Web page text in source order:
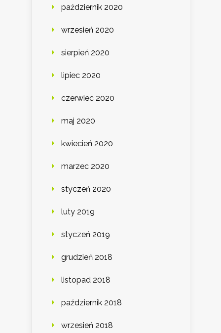
październik 2020
wrzesień 2020
sierpień 2020
lipiec 2020
czerwiec 2020
maj 2020
kwiecień 2020
marzec 2020
styczeń 2020
luty 2019
styczeń 2019
grudzień 2018
listopad 2018
październik 2018
wrzesień 2018